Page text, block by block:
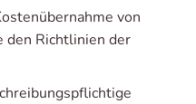
von
den Richtlinien der